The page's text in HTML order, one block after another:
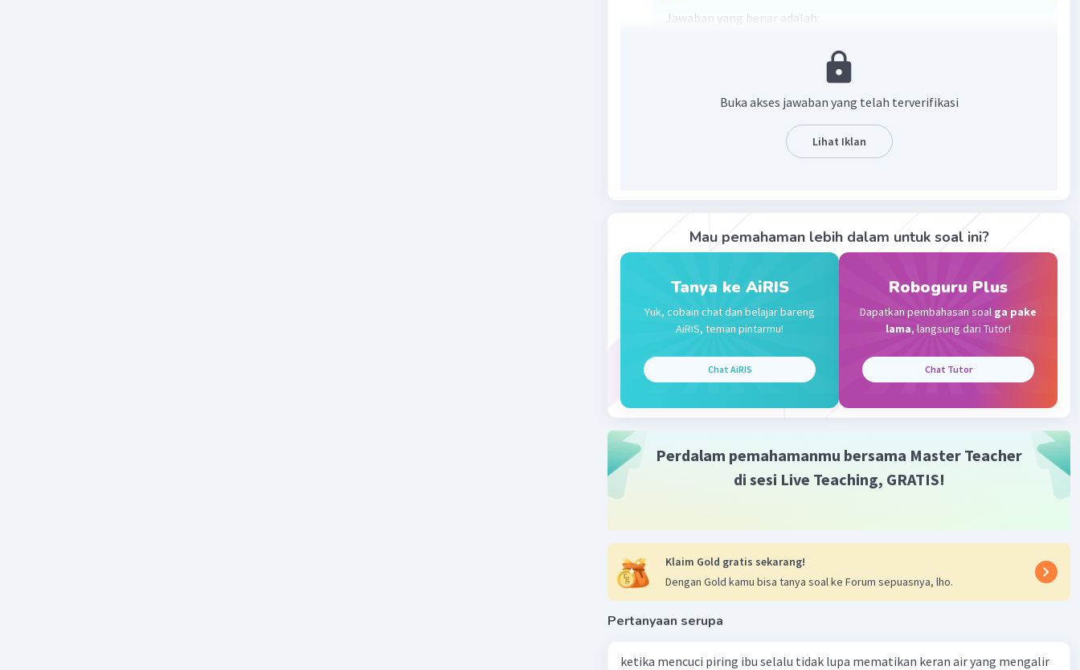
Jawaban yang benar adalah:
d. membuat roda mobil tidak selip.
Gaya magnet tidak digunakan untuk membuat roda mobil tidak selip.
Gaya magnet biasanya digunakan dalam berbagai aplikasi seperti
membuat mesin dinamo (untuk menghasilkan listrik), membuat
speaker TV (untuk menghasilkan suara), dan bahkan bisa digunakan
Beri Rating·0.0(0) Balas
Nanda R Community Level 89
06 Oktober 2023 03:13
manfaat gaya magnet yaitu mesin dinamo untuk sepeda motor
Buka akses jawaban yang telah terverifikasi
Lihat Iklan
Mau pemahaman lebih dalam untuk soal ini?
Tanya ke AiRIS
Yuk, cobain chat dan belajar bareng
AiRIS, teman pintarmu!
Chat AiRIS
Roboguru Plus
Dapatkan pembahasan soal ga pake
lama, langsung dari Tutor!
Chat Tutor
Perdalam pemahamanmu bersama Master Teacher
di sesi Live Teaching, GRATIS!
Klaim Gold gratis sekarang!
Dengan Gold kamu bisa tanya soal ke Forum sepuasnya, lho.
Pertanyaan serupa
ketika mencuci piring ibu selalu tidak lupa mematikan keran air yang mengalir